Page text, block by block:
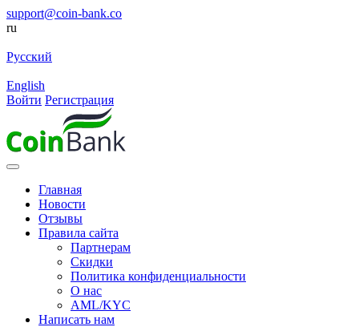
support@coin-bank.co
ru
Русский
English
Войти Регистрация
Главная
Новости
Отзывы
Правила сайта
Партнерам
Скидки
Политика конфиденциальности
О нас
AML/KYC
Написать нам